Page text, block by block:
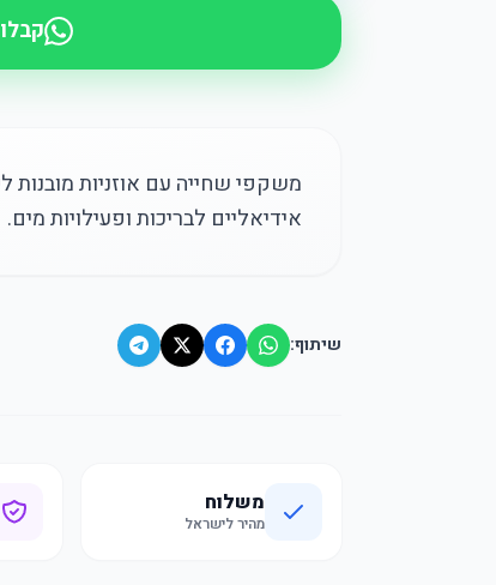
משקפי שחייה עם אוזניות מובנות
אידיאליים לבריכות ופעילויות מים.
שיתוף:
משלוח
מהיר לישראל